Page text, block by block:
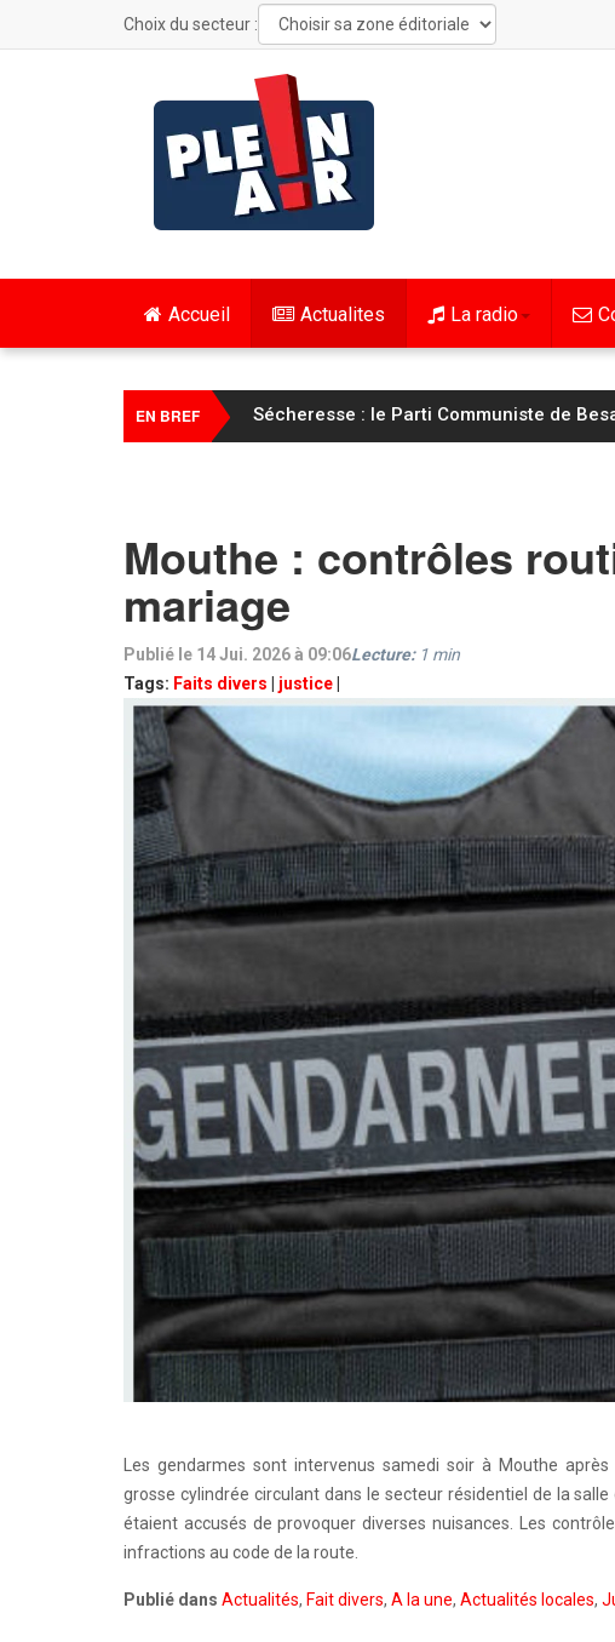
Choix du secteur :
Accueil Actualites La radio
EN BREF FC Sochaux Montbéliard – Saint-
Mouthe : contrôles
mariage
Publié le 14 Jui. 2026 à 09:06
Tags: Faits divers justice
Lecture: 1 min
Les gendarmes sont intervenus samedi soir à Mouthe
grosse cylindrée circulant dans le secteur résidentiel de la
étaient accusés de provoquer diverses nuisances. Les
infractions au code de la route.
Publié dans Actualités, Fait divers, A la une, Actualités locales,